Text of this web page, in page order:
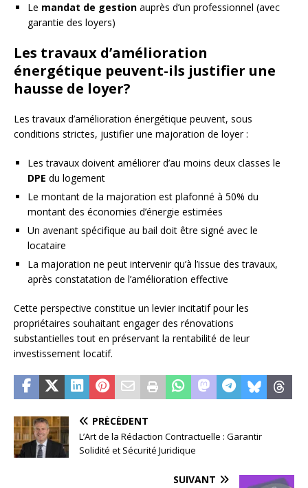
Le mandat de gestion auprès d’un professionnel (avec
garantie des loyers)
Les travaux d’amélioration
énergétique peuvent-ils justifier une
hausse de loyer?
Les travaux d’amélioration énergétique peuvent, sous
conditions strictes, justifier une majoration de loyer :
Les travaux doivent améliorer d’au moins deux classes le
DPE du logement
Le montant de la majoration est plafonné à 50% du
montant des économies d’énergie estimées
Un avenant spécifique au bail doit être signé avec le
locataire
La majoration ne peut intervenir qu’à l’issue des travaux,
après constatation de l’amélioration effective
Cette perspective constitue un levier incitatif pour les
propriétaires souhaitant engager des rénovations
substantielles tout en préservant la rentabilité de leur
investissement locatif.
PRÉCÉDENT
L’Art de la Rédaction Contractuelle : Garantir
Solidité et Sécurité Juridique
SUIVANT